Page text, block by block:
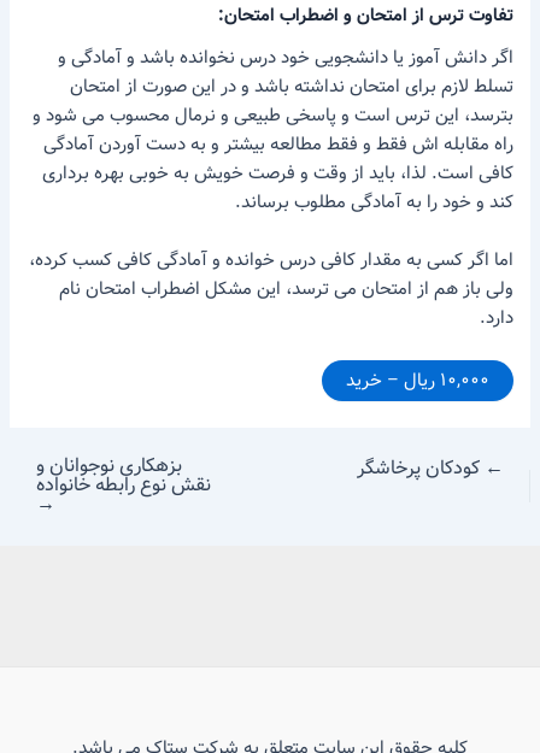
تفاوت ترس از امتحان و اضطراب امتحان:
اگر دانش آموز یا دانشجویی خود درس نخوانده باشد و آمادگی و
تسلط لازم برای امتحان نداشته باشد و در این صورت از امتحان
بترسد، این ترس است و پاسخی طبیعی و نرمال محسوب می شود و
راه مقابله اش فقط و فقط مطالعه بیشتر و به دست آوردن آمادگی
کافی است. لذا، باید از وقت و فرصت خویش به خوبی بهره برداری
کند و خود را به آمادگی مطلوب برساند.
اما اگر کسی به مقدار کافی درس خوانده و آمادگی کافی کسب کرده،
ولی باز هم از امتحان می ترسد، این مشکل اضطراب امتحان نام
دارد.
۱۰,۰۰۰ ریال – خرید
← کودکان پرخاشگر بزهکاری نوجوانان و
نقش نوع رابطه خانواده
→